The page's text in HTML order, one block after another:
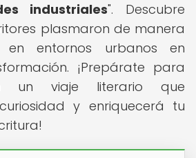
industriales". Descubre
plasmaron de manera
entornos urbanos en
¡Prepárate para
un viaje literario que
y enriquecerá tu